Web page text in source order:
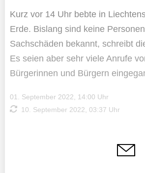
Kurz vor 14 Uhr bebte in
Erde. Bislang sind keine
Sachschäden bekannt, schreibt
Es seien aber sehr viele Anrufe
Bürgerinnen und Bürgern
01. September 2022, 14:00 Uhr
10. September 2022, 03:37 Uhr